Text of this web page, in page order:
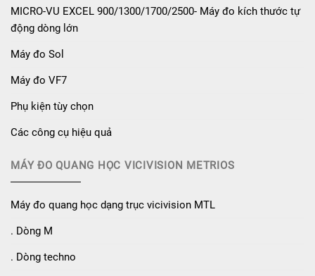
MICRO-VU EXCEL 900/1300/1700/2500- Máy đo kích thước tự
động dòng lớn
Máy đo Sol
Máy đo VF7
Phụ kiện tùy chọn
Các công cụ hiệu quả
MÁY ĐO QUANG HỌC VICIVISION METRIOS
Máy đo quang học dạng trục vicivision MTL
. Dòng M
. Dòng techno